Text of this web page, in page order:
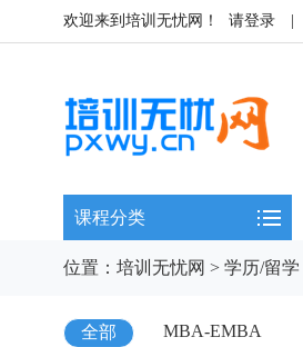
欢迎来到培训无忧网！ 请登录
课程分类
位置： 培训无忧网 > 学历/留学
全部 MBA-EMBA